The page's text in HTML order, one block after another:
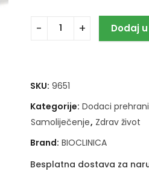
Dodaj
SKU: 9651
Kategorije: Dodaci prehrani
Samoliječenje, Zdrav život
Brand: BIOCLINICA
Besplatna dostava za